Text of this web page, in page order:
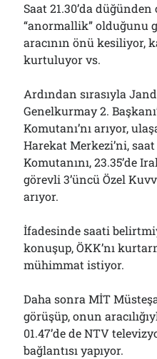
Saat 21.30’da
“anormallik” olduğunu
aracının önü kesiliyor,
kurtuluyor vs.
Ardından sırasıyla
Genelkurmay 2.
Komutanı’nı arıyor,
Harekat Merkezi’ni,
Komutanını, 23.35’de
görevli 3’üncü Özel
arıyor.
İfadesinde saati
konuşup, ÖKK’nı
mühimmat istiyor.
Daha sonra MİT
görüşüp, onun
01.47’de de NTV
bağlantısı yapıyor.